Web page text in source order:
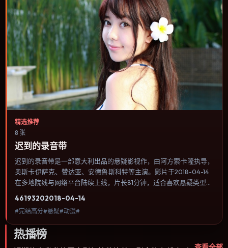
精选推荐
8 张
迟到的录音带
迟到的录音带是一部意大利出品的悬疑影视作，由阿方索·卡隆执导，
奥斯卡·伊萨克、赞达亚、安德鲁·斯科特等主演。影片于2018-04-14
在多地院线与网络平台陆续上线，片长81分钟，适合喜欢悬疑类型、
进，节奏与视听语言统一，可作为休闲观影或类型片补片的选择。
46193202018-04-14
#完结高分#悬疑#动漫#
热播榜